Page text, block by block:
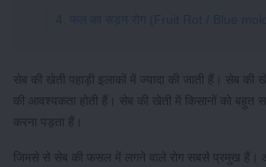
4. फल का सड़न रोग (Fruit Rot / Blue mold)
सेब की खेती पहाड़ी इलाकों में ज्यादा की जाती हैं। सेब की
की आवश्यकता होती हैं। सेब की खेती में किसानों को बहुत
करना पड़ता हैं।
जिमसे से सेब की फसल में लगने वाले रोग सबसे प्रमुख